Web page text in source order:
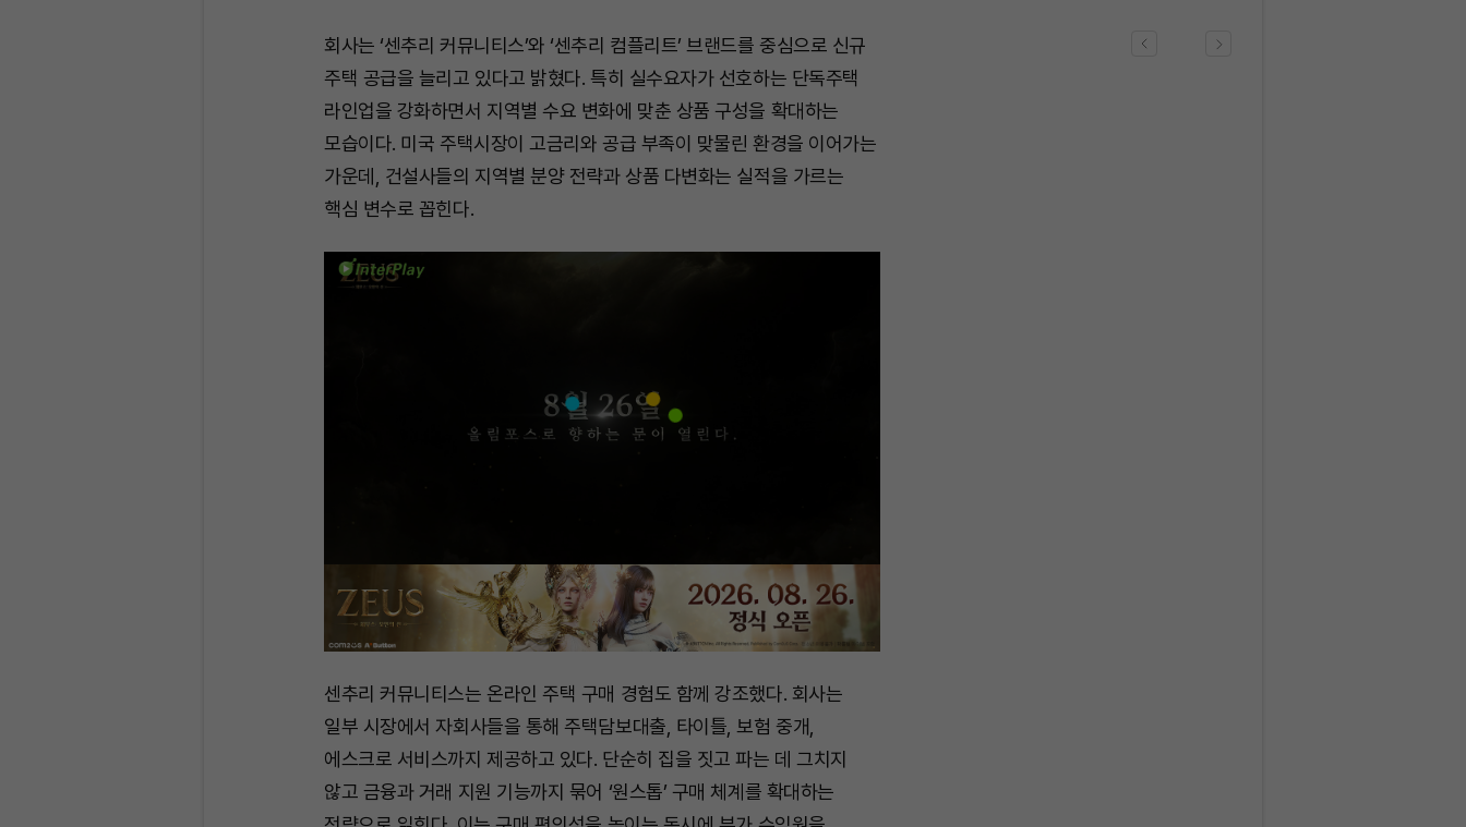
회사는 ‘센추리 커뮤니티스’와 ‘센추리 컴플리트’ 브랜드를 중심으로 신규
주택 공급을 늘리고 있다고 밝혔다. 특히 실수요자가 선호하는 단독주택
라인업을 강화하면서 지역별 수요 변화에 맞춘 상품 구성을 확대하는
모습이다. 미국 주택시장이 고금리와 공급 부족이 맞물린 환경을 이어가는
가운데, 건설사들의 지역별 분양 전략과 상품 다변화는 실적을 가르는
핵심 변수로 꼽힌다.
센추리 커뮤니티스는 온라인 주택 구매 경험도 함께 강조했다. 회사는
일부 시장에서 자회사들을 통해 주택담보대출, 타이틀, 보험 중개,
에스크로 서비스까지 제공하고 있다. 단순히 집을 짓고 파는 데 그치지
않고 금융과 거래 지원 기능까지 묶어 ‘원스톱’ 구매 체계를 확대하는